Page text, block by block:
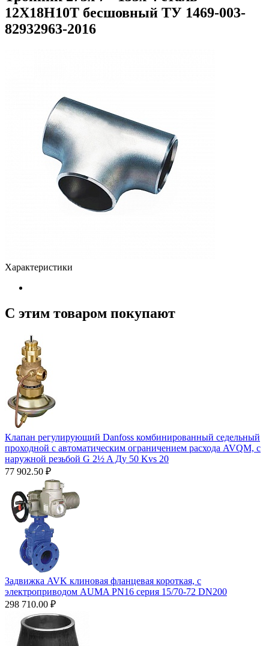
12Х18Н10Т бесшовный ТУ 1469-003-
82932963-2016
Характеристики
С этим товаром покупают
Клапан регулирующий Danfoss комбинированный седельный
проходной с автоматическим ограничением расхода AVQM, с
наружной резьбой G 2½ A Ду 50 Kvs 20
77 902.50 ₽
Задвижка AVK клиновая фланцевая короткая, с
электроприводом AUMA PN16 серия 15/70-72 DN200
298 710.00 ₽